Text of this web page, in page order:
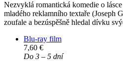
Nezvyklá romantická komedie o
mladého reklamního textaře (Joseph
zoufale a bezúspěšně hledal dívku
Blu-ray film
7,60 €
Do 3 – 5 dní